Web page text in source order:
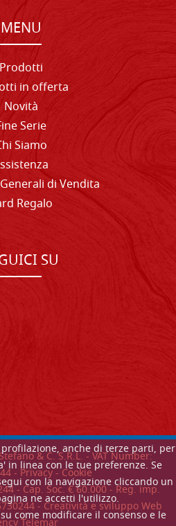
anche di terze parti, per
linea con le tue preferenze. Se
con la navigazione cliccando un
ne accetti l'utilizzo.
come modificare il consenso e le
MENU
Prodotti
in offerta
Novità
Serie
Siamo
di Vendita
Regalo
SU
& C. S.R.L. - VAT Number:
- Privacy-Cookie
- Cap. Soc. € 60.000 - Reg. imp.
- Creatività e sviluppo Web